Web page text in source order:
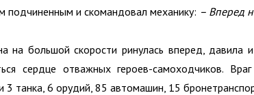
подчиненным и скомандовал механику: – Вперед
на большой скорости ринулась вперед, давила
сердце отважных героев-самоходчиков.
3 танка, 6 орудий, 85 автомашин, 15